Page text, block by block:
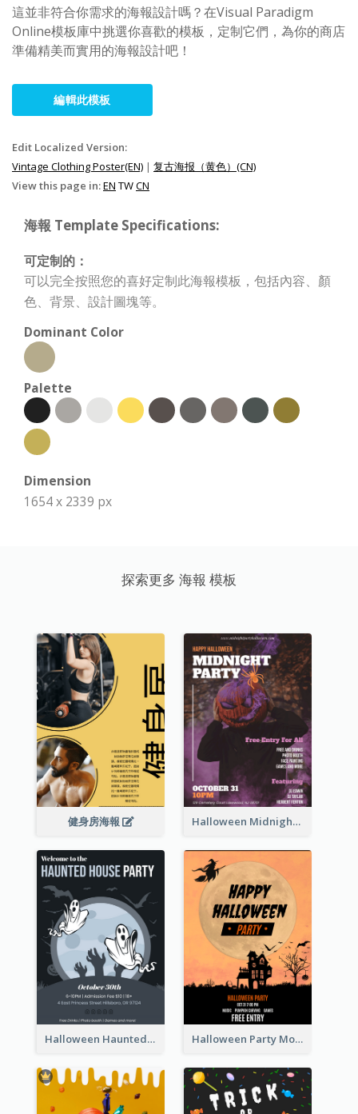
這並非符合你需求的海報設計嗎？在Visual Paradigm
Online模板庫中挑選你喜歡的模板，定制它們，為你的商店
準備精美而實用的海報設計吧！
編輯此模板
Edit Localized Version:
Vintage Clothing Poster(EN) | 复古海报（黄色）(CN)
View this page in:EN TWCN
海報 Template Specifications:
可定制的：
可以完全按照您的喜好定制此海報模板，包括內容、顏
色、背景、設計圖塊等。
Dominant Color
Palette
Dimension
1654 x 2339 px
探索更多 海報 模板
健身房海報 Halloween Midnight Party Poster
Halloween Haunted House Party Poster Halloween Party Moon Photo Poster